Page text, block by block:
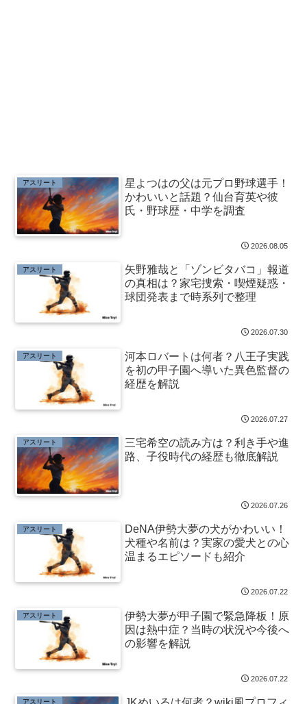
アスリート
星よつはの父は元プロ野球選手！
かわいいと話題？仙台育英や彼
氏・野球歴・中学を調査
2026.08.05
アスリート
矢野雅哉と「ゾンビタバコ」報道
の真相は？家宅捜索・喫煙疑惑・
球団発表まで時系列で整理
2026.07.30
アスリート
河本ロバートは何者？八王子実践
を初の甲子園へ導いた異色監督の
経歴を解説
2026.07.27
アスリート
三宅希空の読み方は？利き手や進
路、子役時代の経歴も徹底解説
2026.07.26
アスリート
DeNA伊勢大夢の犬がかわいい！
犬種や名前は？実家の愛犬との心
温まるエピソードも紹介
2026.07.22
アスリート
伊勢大夢が甲子園で緊急降板！原
因は熱中症？当時の状況や今後へ
の影響を解説
2026.07.22
アスリート